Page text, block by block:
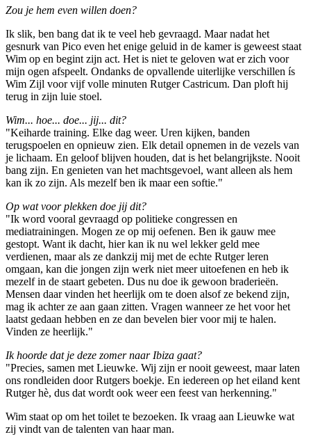
Zou je hem even willen doen?
Ik slik, ben bang dat ik te veel heb gevraagd. Maar nadat het
gesnurk van Pico even het enige geluid in de kamer is geweest staat
Wim op en begint zijn act. Het is niet te geloven wat er zich voor
mijn ogen afspeelt. Ondanks de opvallende uiterlijke verschillen ís
Wim Zijl voor vijf volle minuten Rutger Castricum. Dan ploft hij
terug in zijn luie stoel.
Wim... hoe... doe... jij... dit?
"Keiharde training. Elke dag weer. Uren kijken, banden
terugspoelen en opnieuw zien. Elk detail opnemen in de vezels van
je lichaam. En geloof blijven houden, dat is het belangrijkste. Nooit
bang zijn. En genieten van het machtsgevoel, want alleen als hem
kan ik zo zijn. Als mezelf ben ik maar een softie."
Op wat voor plekken doe jij dit?
"Ik word vooral gevraagd op politieke congressen en
mediatrainingen. Mogen ze op mij oefenen. Ben ik gauw mee
gestopt. Want ik dacht, hier kan ik nu wel lekker geld mee
verdienen, maar als ze dankzij mij met de echte Rutger leren
omgaan, kan die jongen zijn werk niet meer uitoefenen en heb ik
mezelf in de staart gebeten. Dus nu doe ik gewoon braderieën.
Mensen daar vinden het heerlijk om te doen alsof ze bekend zijn,
mag ik achter ze aan gaan zitten. Vragen wanneer ze het voor het
laatst gedaan hebben en ze dan bevelen bier voor mij te halen.
Vinden ze heerlijk."
Ik hoorde dat je deze zomer naar Ibiza gaat?
"Precies, samen met Lieuwke. Wij zijn er nooit geweest, maar laten
ons rondleiden door Rutgers boekje. En iedereen op het eiland kent
Rutger hè, dus dat wordt ook weer een feest van herkenning."
Wim staat op om het toilet te bezoeken. Ik vraag aan Lieuwke wat
zij vindt van de talenten van haar man.